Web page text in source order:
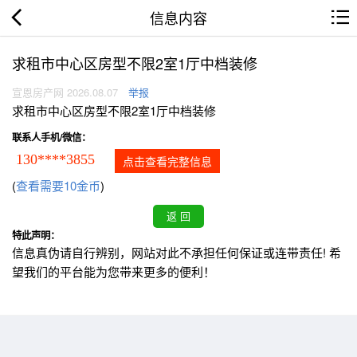
信息内容
求租市中心区房型不限2室1厅中档装修
宣恩房产网 2026.08.07 举报
求租市中心区房型不限2室1厅中档装修
联系人手机/微信：
130****3855 点击查看完整信息
(查看需要10金币)
特此声明：
信息真伪请自行辨别，网站对此不承担任何保证或连带责任! 希
望我们的平台能为您带来更多的便利！